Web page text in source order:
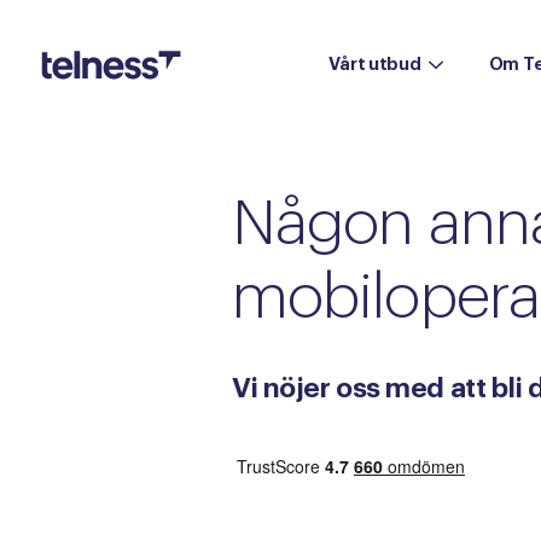
Vårt utbud
Mobilabonnemang
Om
Någon
Vi nöjer oss med att bli